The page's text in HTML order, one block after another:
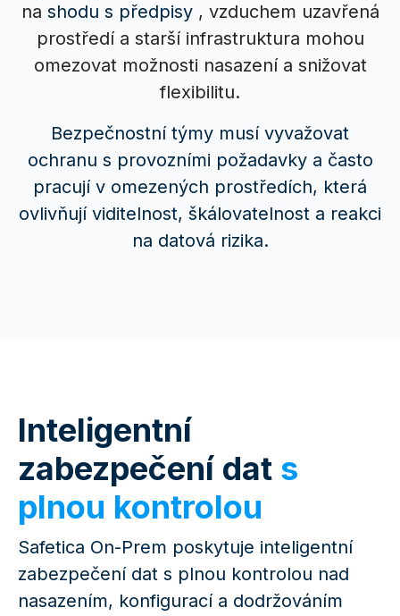
na shodu s předpisy , vzduchem uzavřená
prostředí a starší infrastruktura mohou
omezovat možnosti nasazení a snižovat
flexibilitu.
Bezpečnostní týmy musí vyvažovat
ochranu s provozními požadavky a často
pracují v omezených prostředích, která
ovlivňují viditelnost, škálovatelnost a reakci
na datová rizika.
Inteligentní
zabezpečení dat s
plnou kontrolou
Safetica On-Prem poskytuje inteligentní
zabezpečení dat s plnou kontrolou nad
nasazením, konfigurací a dodržováním